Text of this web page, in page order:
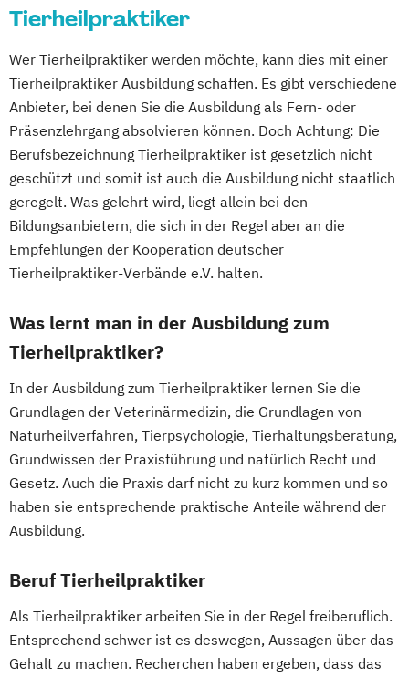
Tierheilpraktiker
Wer Tierheilpraktiker werden möchte, kann dies mit einer
Tierheilpraktiker Ausbildung schaffen. Es gibt verschiedene
Anbieter, bei denen Sie die Ausbildung als Fern- oder
Präsenzlehrgang absolvieren können. Doch Achtung: Die
Berufsbezeichnung Tierheilpraktiker ist gesetzlich nicht
geschützt und somit ist auch die Ausbildung nicht staatlich
geregelt. Was gelehrt wird, liegt allein bei den
Bildungsanbietern, die sich in der Regel aber an die
Empfehlungen der Kooperation deutscher
Tierheilpraktiker-Verbände e.V. halten.
Was lernt man in der Ausbildung zum
Tierheilpraktiker?
In der Ausbildung zum Tierheilpraktiker lernen Sie die
Grundlagen der Veterinärmedizin, die Grundlagen von
Naturheilverfahren, Tierpsychologie, Tierhaltungsberatung,
Grundwissen der Praxisführung und natürlich Recht und
Gesetz. Auch die Praxis darf nicht zu kurz kommen und so
haben sie entsprechende praktische Anteile während der
Ausbildung.
Beruf Tierheilpraktiker
Als Tierheilpraktiker arbeiten Sie in der Regel freiberuflich.
Entsprechend schwer ist es deswegen, Aussagen über das
Gehalt zu machen. Recherchen haben ergeben, dass das